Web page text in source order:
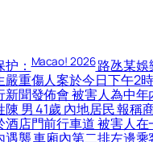
护：Macao! 2026路氹某娛
嚴重傷人案於今日下午2
新聞發佈會 被害人為中年
陳 男 41歲 內地居民 報稱
酒店門前行車道 被害人
遇襲 車廂內第二排左邊